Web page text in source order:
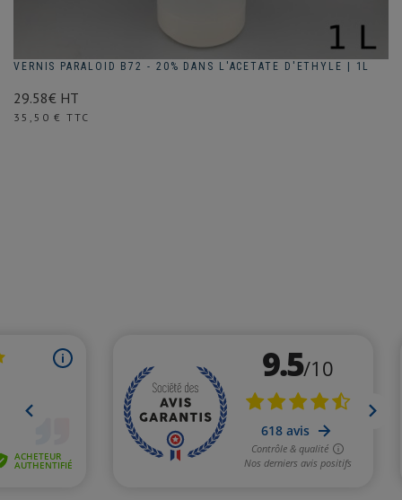
VERNIS PARALOID B72 - 20% DANS L'ACETATE D'ETHYLE | 1L
29.58€ HT
Prix
35,50 € TTC